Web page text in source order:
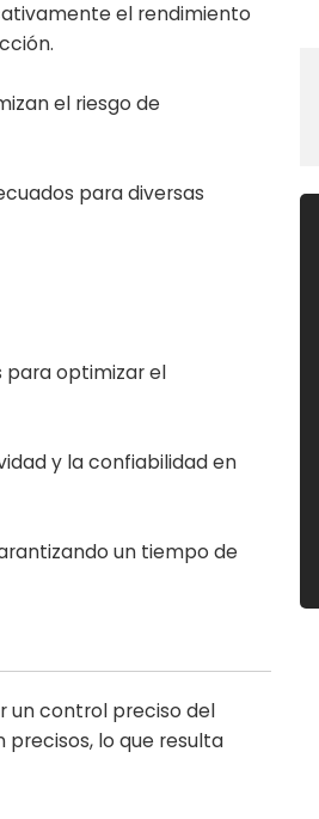
el rendimiento
el riesgo de
para diversas
para optimizar el
y la confiabilidad en
un tiempo de
un control preciso del
lo que resulta